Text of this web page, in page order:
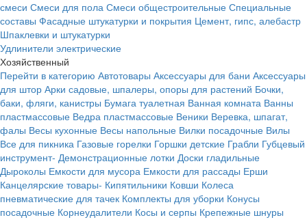
смеси Смеси для пола Смеси общестроительные Специальные
составы Фасадные штукатурки и покрытия Цемент, гипс, алебастр
Шпаклевки и штукатурки
Удлинители электрические
Хозяйственный
Перейти в категорию Автотовары Аксессуары для бани Аксессуары
для штор Арки садовые, шпалеры, опоры для растений Бочки,
баки, фляги, канистры Бумага туалетная Ванная комната Ванны
пластмассовые Ведра пластмассовые Веники Веревка, шпагат,
фалы Весы кухонные Весы напольные Вилки посадочные Вилы
Все для пикника Газовые горелки Горшки детские Грабли Губцевый
инструмент- Демонстрационные лотки Доски гладильные
Дыроколы Емкости для мусора Емкости для рассады Ерши
Канцелярские товары- Кипятильники Ковши Колеса
пневматические для тачек Комплекты для уборки Конусы
посадочные Корнеудалители Косы и серпы Крепежные шнуры